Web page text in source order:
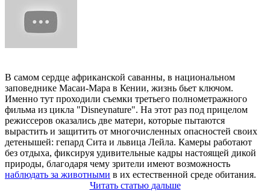
В самом сердце африканской саванны, в национальном
заповеднике Масаи-Мара в Кении, жизнь бьет ключом.
Именно тут проходили съемки третьего полнометражного
фильма из цикла "Disneynature". На этот раз под прицелом
режиссеров оказались две матери, которые пытаются
вырастить и защитить от многочисленных опасностей своих
детенышей: гепард Сита и львица Лейла. Камеры работают
без отдыха, фиксируя удивительные кадры настоящей дикой
природы, благодаря чему зрители имеют возможность
наблюдать за животными в их естественной среде обитания.
Читать статью дальше